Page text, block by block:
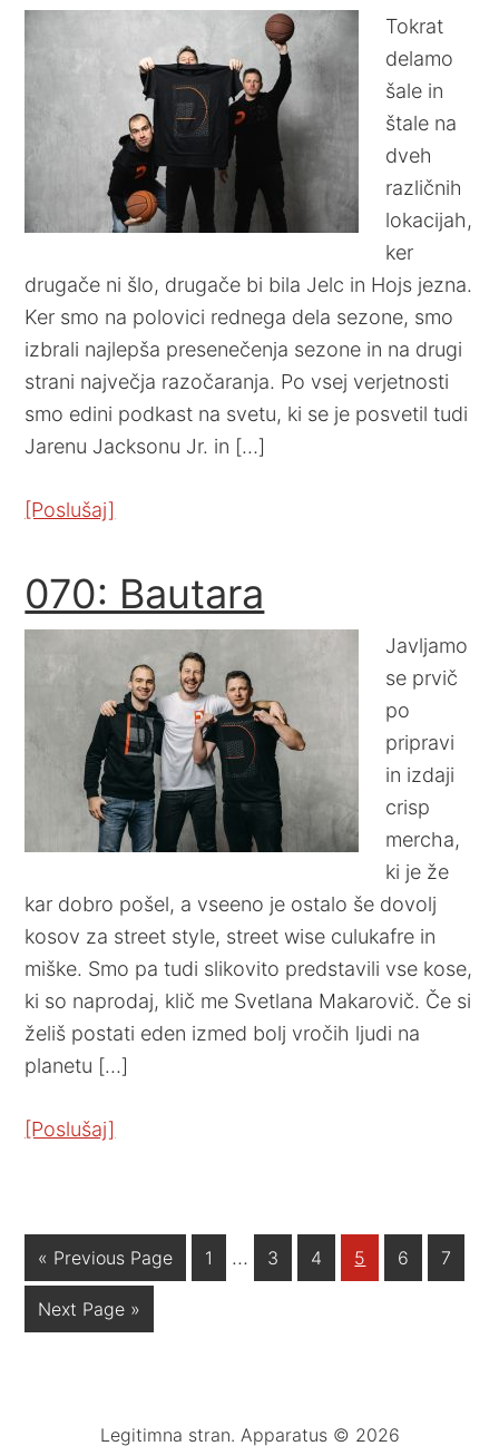
Tokrat
delamo
šale in
štale na
dveh
različnih
lokacijah,
ker
drugače ni šlo, drugače bi bila Jelc in Hojs jezna.
Ker smo na polovici rednega dela sezone, smo
izbrali najlepša presenečenja sezone in na drugi
strani največja razočaranja. Po vsej verjetnosti
smo edini podkast na svetu, ki se je posvetil tudi
Jarenu Jacksonu Jr. in […]
[Poslušaj]
070: Bautara
Javljamo
se prvič
po
pripravi
in izdaji
crisp
mercha,
ki je že
kar dobro pošel, a vseeno je ostalo še dovolj
kosov za street style, street wise culukafre in
miške. Smo pa tudi slikovito predstavili vse kose,
ki so naprodaj, klič me Svetlana Makarovič. Če si
želiš postati eden izmed bolj vročih ljudi na
planetu […]
[Poslušaj]
« Previous Page 1 … 3 4 5 6 7
Next Page »
Legitimna stran. Apparatus © 2026